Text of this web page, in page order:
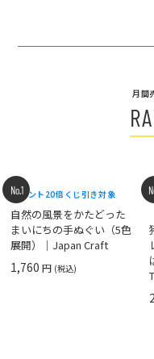
月間
No.1
ポイント20倍 くじ引き対象
自然の風景をかたどった
まいにちの手ぬぐい（5色
展開）｜Japan Craft
1,760円 (税込)